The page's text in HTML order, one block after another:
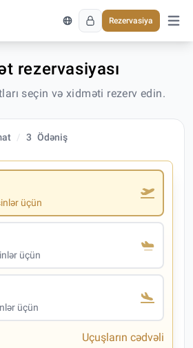
Rezervasiya
Əsas
rezervasiyası
seçin və xidməti rezerv edin.
3 Ödəniş
üçün
üçün
üçün
Uçuşların cədvəli